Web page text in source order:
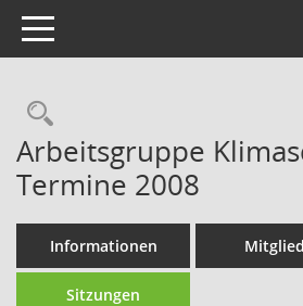
Toggle navigation
Rechercheauswahl
Arbeitsgruppe
Termine 2008
Informationen
Sitzungen